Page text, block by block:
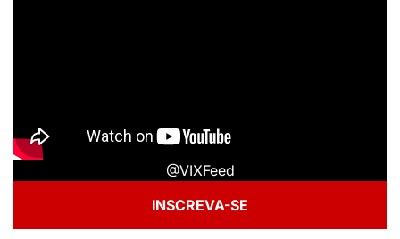
@VIXFeed
INSCREVA-SE